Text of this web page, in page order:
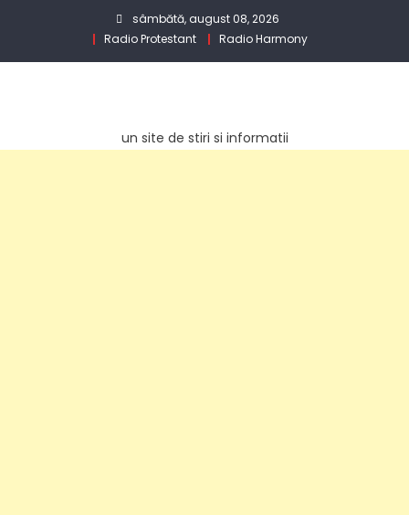
sâmbătă, august 08, 2026
Radio Protestant
Radio Harmony
un site de stiri si informatii